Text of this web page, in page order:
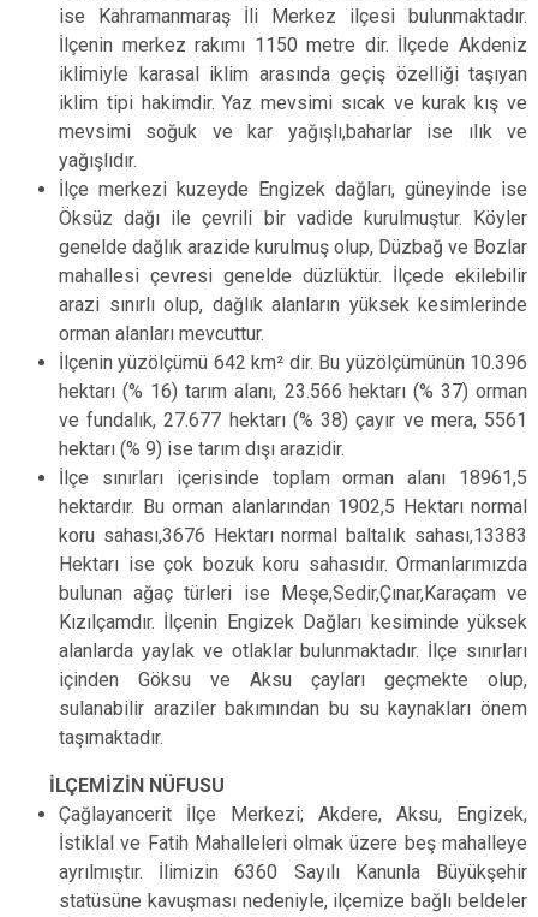
ise Kahramanmaraş İli Merkez ilçesi bulunmaktadır.
İlçenin merkez rakımı 1150 metre dir. İlçede Akdeniz
iklimiyle karasal iklim arasında geçiş özelliği taşıyan
iklim tipi hakimdir. Yaz mevsimi sıcak ve kurak kış ve
mevsimi soğuk ve kar yağışlı,baharlar ise ılık ve
yağışlıdır.
İlçe merkezi kuzeyde Engizek dağları, güneyinde ise
Öksüz dağı ile çevrili bir vadide kurulmuştur. Köyler
genelde dağlık arazide kurulmuş olup, Düzbağ ve Bozlar
mahallesi çevresi genelde düzlüktür. İlçede ekilebilir
arazi sınırlı olup, dağlık alanların yüksek kesimlerinde
orman alanları mevcuttur.
İlçenin yüzölçümü 642 km² dir. Bu yüzölçümünün 10.396
hektarı (% 16) tarım alanı, 23.566 hektarı (% 37) orman
ve fundalık, 27.677 hektarı (% 38) çayır ve mera, 5561
hektarı (% 9) ise tarım dışı arazidir.
İlçe sınırları içerisinde toplam orman alanı 18961,5
hektardır. Bu orman alanlarından 1902,5 Hektarı normal
koru sahası,3676 Hektarı normal baltalık sahası,13383
Hektarı ise çok bozuk koru sahasıdır. Ormanlarımızda
bulunan ağaç türleri ise Meşe,Sedir,Çınar,Karaçam ve
Kızılçamdır. İlçenin Engizek Dağları kesiminde yüksek
alanlarda yaylak ve otlaklar bulunmaktadır. İlçe sınırları
içinden Göksu ve Aksu çayları geçmekte olup,
sulanabilir araziler bakımından bu su kaynakları önem
taşımaktadır.
İLÇEMİZİN NÜFUSU
Çağlayancerit İlçe Merkezi; Akdere, Aksu, Engizek,
İstiklal ve Fatih Mahalleleri olmak üzere beş mahalleye
ayrılmıştır. İlimizin 6360 Sayılı Kanunla Büyükşehir
statüsüne kavuşması nedeniyle, ilçemize bağlı beldeler